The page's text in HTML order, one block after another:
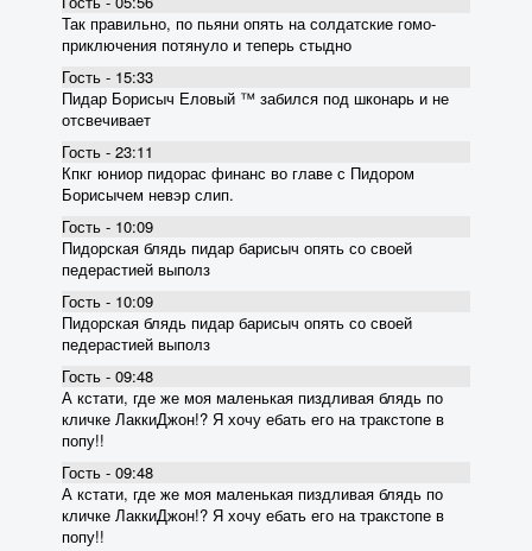
Так правильно, по пьяни опять на солдатские гомо-
приключения потянуло и теперь стыдно
Гость - 15:33
Пидар Борисыч Еловый ™ забился под шконарь и не
отсвечивает
Гость - 23:11
Кпкг юниор пидорас финанс во главе с Пидором
Борисычем невэр слип.
Гость - 10:09
Пидорская блядь пидар барисыч опять со своей
педерастией выполз
Гость - 10:09
Пидорская блядь пидар барисыч опять со своей
педерастией выполз
Гость - 09:48
А кстати, где же моя маленькая пиздливая блядь по
кличке ЛаккиДжон!? Я хочу ебать его на тракстопе в
попу!!
Гость - 09:48
А кстати, где же моя маленькая пиздливая блядь по
кличке ЛаккиДжон!? Я хочу ебать его на тракстопе в
попу!!